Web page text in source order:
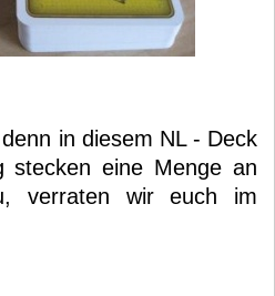
in diesem NL - Deck
stecken eine Menge an
verraten wir euch im